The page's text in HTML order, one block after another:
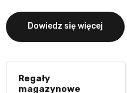
Dowiedz się więcej
Regały
magazynowe